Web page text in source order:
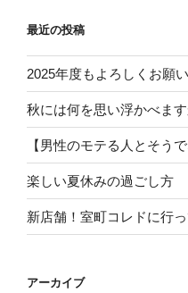
最近の投稿
2025年度もよろしくお願い
秋には何を思い浮かべます
【男性のモテる人とそう
楽しい夏休みの過ごし方
新店舗！室町コレドに行っ
アーカイブ